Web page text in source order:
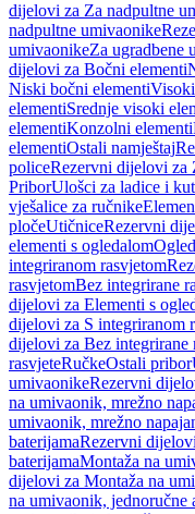
dijelovi za Za nadpultne
nadpultne umivaonike
umivaonikeZa ugradbene
dijelovi za Bočni elementi
Niski bočni elementi
elementiSrednje visoki
elementiKonzolni elementi
elementiOstali namještaj
policeRezervni dijelovi za
PriborUlošci za ladice i
vješalice za ručnike
pločeUtičniceRezervni
elementi s ogledalom
integriranom rasvjetom
rasvjetomBez integrirane
dijelovi za Elementi s
dijelovi za S integriranom
dijelovi za Bez integrirane
rasvjeteRučkeOstali pribor
umivaonikeRezervni
na umivaonik, mrežno
umivaonik, mrežno
baterijamaRezervni
baterijamaMontaža na
dijelovi za Montaža na
na umivaonik, jednoručne